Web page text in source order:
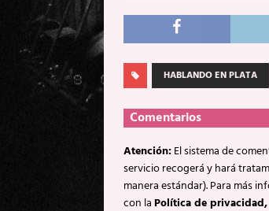
HABLANDO EN PLATA
Comentarios
Atención:El sistema de
servicio recogerá y hará
manera estándar). Para más
con laPolítica de